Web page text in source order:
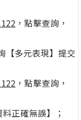
，點擊查詢，
【多元表現】提交
，點擊查詢，
正確無誤】；